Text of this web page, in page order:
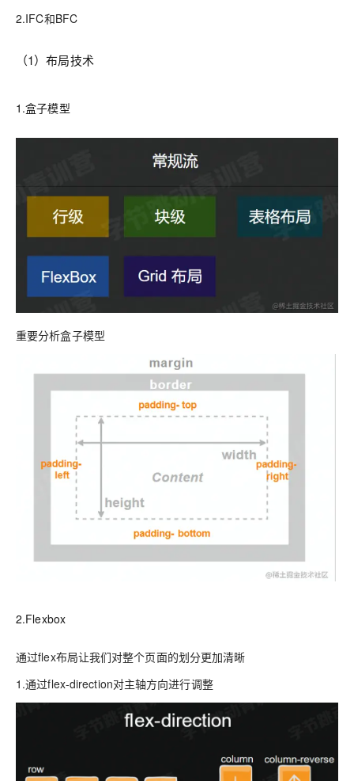
2.IFC和BFC
（1）布局技术
1.盒子模型
重要分析盒子模型
2.Flexbox
通过flex布局让我们对整个页面的划分更加清晰
1.通过flex-direction对主轴方向进行调整